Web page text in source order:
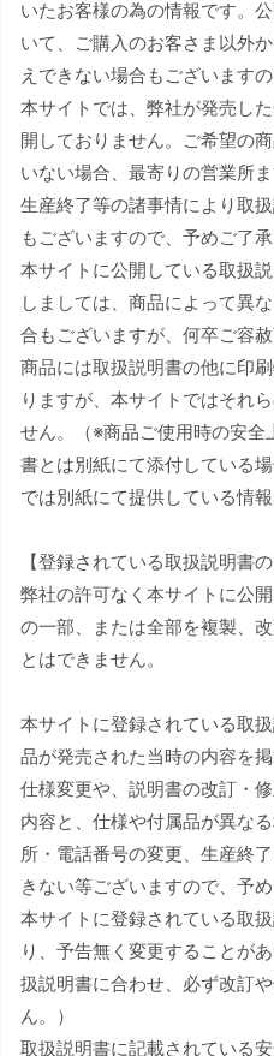
いたお客様の為の情報です。
いて、ご購入のお客さま以外
えできない場合もございます
本サイトでは、弊社が発売し
開しておりません。ご希望の
いない場合、最寄りの営業所
生産終了等の諸事情により取
もございますので、予めご了承
本サイトに公開している取扱
しましては、商品によって異
合もございますが、何卒ご容赦
商品には取扱説明書の他に印
りますが、本サイトではそれ
せん。（※商品ご使用時の安
書とは別紙にて添付している
では別紙にて提供している情
【登録されている取扱説明書
弊社の許可なく本サイトに公
の一部、または全部を複製、
とはできません。
本サイトに登録されている取
品が発売された当時の内容を
仕様変更や、説明書の改訂・
内容と、仕様や付属品が異な
所・電話番号の変更、生産終
きない等ございますので、予め
本サイトに登録されている取
り、予告無く変更することが
扱説明書に合わせ、必ず改訂
ん。）
取扱説明書に記載されている